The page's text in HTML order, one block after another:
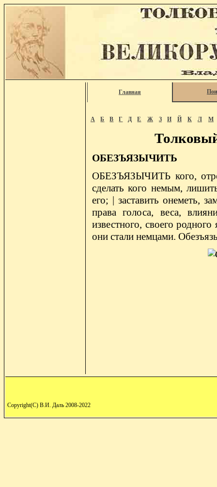
Главная
А Б В Г Д Е Ж З И Й К Л М
ОБЕЗЪЯЗЫЧИТЬ
ОБЕЗЪЯЗЫЧИТЬ кого,
сделать кого немым,
его; | заставить онеметь,
права голоса, веса,
известного, своего
они стали немцами.
Copyright(C) В.И. Даль 2008-2022